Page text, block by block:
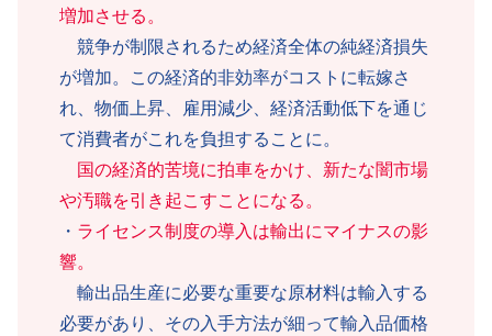
増加させる。
競争が制限されるため経済全体の純経済損失
が増加。この経済的非効率がコストに転嫁さ
れ、物価上昇、雇用減少、経済活動低下を通じ
て消費者がこれを負担することに。
国の経済的苦境に拍車をかけ、新たな闇市場
や汚職を引き起こすことになる。
・ ライセンス制度の導入は輸出にマイナスの影
響。
輸出品生産に必要な重要な原材料は輸入する
必要があり、その入手方法が細って輸入品価格